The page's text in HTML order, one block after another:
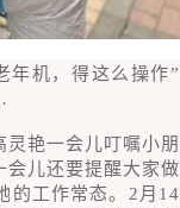
年机，得这么操作”
灵艳一会儿叮嘱小朋
会儿还要提醒大家做
的工作常态。2月14